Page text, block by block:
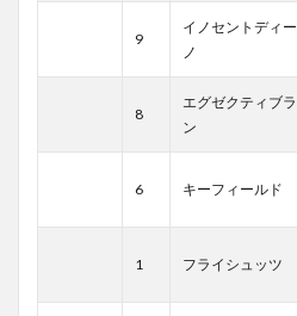
9
イノセントディー
ノ
8
エグゼクティブラ
ン
6 キーフィールド
1 フライシュッツ